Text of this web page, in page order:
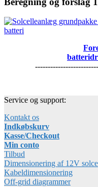
Service og support:
Kontakt os
Indkøbskurv
Kasse/Checkout
Min conto
Tilbud
Dimensionering af 12V
Kabeldimensionering
Off-grid diagrammer